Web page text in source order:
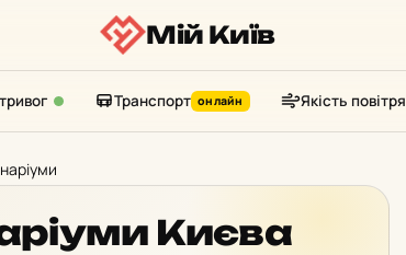
Мій Київ
Транспорт онлайн Якість повітря
Києва